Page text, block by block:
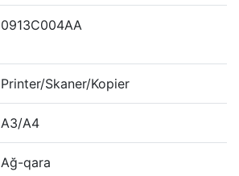
0913C004AA
Printer/Skaner/Kopier
A3/A4
Ağ-qara